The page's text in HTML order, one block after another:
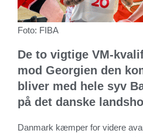
Foto: FIBA
De to vigtige VM-
mod Georgien den
bliver med hele syv
på det danske
Danmark kæmper for videre